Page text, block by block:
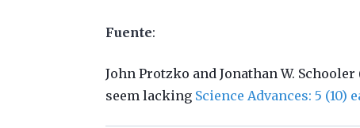
Fuente:
John Protzko and Jonathan W.
seem lacking Science Advances: 5 (10)